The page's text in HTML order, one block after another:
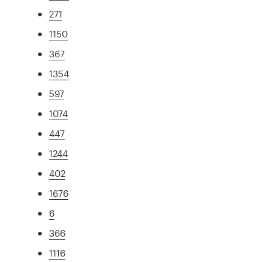
271
1150
367
1354
597
1074
447
1244
402
1676
6
366
1116